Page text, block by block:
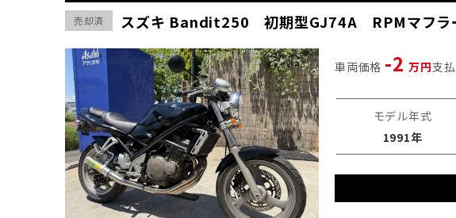
売却済 スズキ Bandit250 初期型GJ74A RPMマフラ
車両価格 -2万円支
モデル年式
1991年